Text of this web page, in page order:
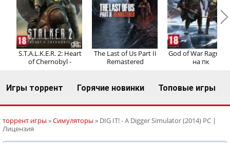
Регистрация Вход
S.T.A.L.K.E.R. 2: Heart
of Chernobyl -
The Last of Us Part II
Remastered
God of War
на пк
Игры торрент Горячие новинки Топовые игры
торрент игры »Симуляторы » DIG IT! - A Digger Simulator (2014) PC |
Лицензия